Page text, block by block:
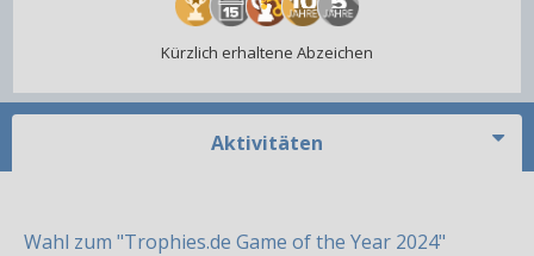
Kürzlich erhaltene Abzeichen
Aktivitäten
Wahl zum "Trophies.de Game of the Year 2024"